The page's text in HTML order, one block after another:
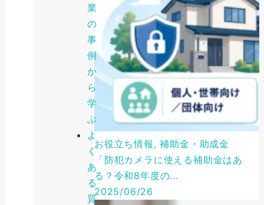
業
の
事
例
か
ら
学
ぶ
よ
く
あ
る
質
お役立ち情報, 補助金・助成金
「防犯カメラに使える補助金はあ
る？令和8年度の...
2025/06/26